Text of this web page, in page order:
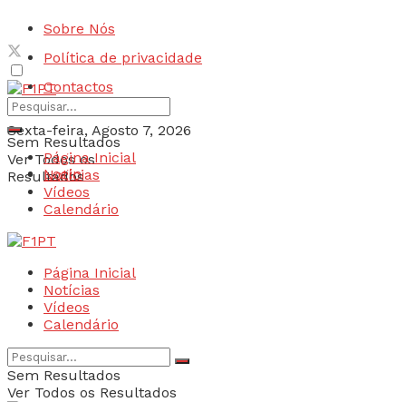
Sobre Nós
Política de privacidade
Contactos
Sexta-feira, Agosto 7, 2026
Login
Sem Resultados
Ver Todos os
Resultados
Página Inicial
Notícias
Vídeos
Calendário
Página Inicial
Notícias
Vídeos
Calendário
Sem Resultados
Ver Todos os Resultados